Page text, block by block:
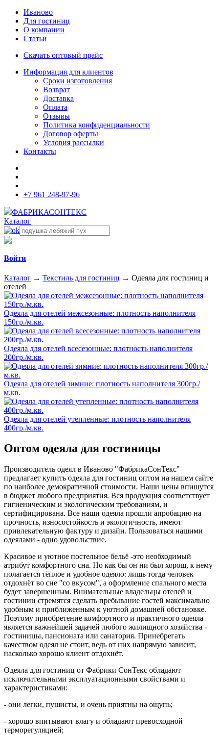
Иваново
Для гостиниц
О компании
Статьи
Скачать оптовый прайс
Информация для клиентов
Сроки изготовления
Возврат
Доставка
Оплата
Отзывы
Политика конфиденциальности
Договор оферты
Условия рассылки
Контакты
+7 961 248-97-96
ФАБРИКАСОНТЕКС
Каталог
Войти
Каталог → Текстиль для гостиниц → Одеяла для гостиниц и
отелей
Одеяла для отелей межсезонные: плотность наполнителя
150гр./м.кв.
Одеяла для отелей всесезонные: плотность наполнителя
200гр./м.кв.
Одеяла для отелей зимние: плотность наполнителя 300гр./
м.кв.
Одеяла для отелей утепленные: плотность наполнителя
400гр./м.кв.
Оптом одеяла для гостиницы
Производитель одеял в Иваново "ФабрикаСонТекс"
предлагает купить одеяла для гостиниц оптом на нашем сайте
по наиболее демократичной стоимости. Наши цены впишутся
в бюджет любого предприятия. Вся продукция соответствует
гигиеническим и экологическим требованиям, и
сертифицирована. Все наши одеяла прошли апробацию на
прочность, износостойкость и экологичность, имеют
привлекательную фактуру и дизайн. Пользоваться нашими
одеялами - одно удовольствие.
Красивое и уютное постельное бельё -это необходимый
атрибут комфортного сна. Но как бы он ни был хорош, к нему
полагается тёплое и удобное одеяло: лишь тогда человек
отдохнёт во сне "со вкусом", а оформление спального места
будет завершенным. Внимательные владельцы отелей и
гостиниц стремятся сделать пребывание гостей максимально
удобным и приближенным к уютной домашней обстановке.
Поэтому приобретение комфортного и практичного одеяла
является важнейшей задачей любого жилищного хозяйства -
гостиницы, пансионата или санатория. Принебрегать
качеством одеял не стоит, ведь от них напрямую зависит,
насколько хорошо клиент отдохнёт.
Одеяла для гостиниц от Фабрики СонТекс обладают
исключительными эксплуатационными свойствами и
характеристиками:
- они легки, пушисты, и очень приятны на ощупь;
- хорошо впитывают влагу и обладают превосходной
терморегуляцией;